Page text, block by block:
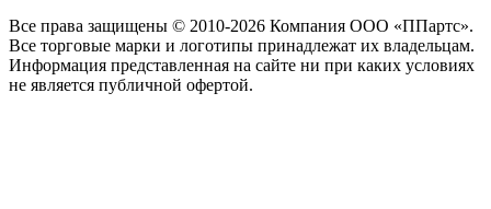
Все права защищены © 2010-2026 Компания ООО «ППартс».
Все торговые марки и логотипы принадлежат их владельцам.
Информация представленная на сайте ни при каких условиях
не является публичной офертой.